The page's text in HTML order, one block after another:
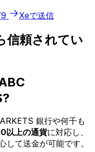
Xeで送信
信頼されてい
銀行や何千も
以上の通貨に対応し、
して送金が可能です。